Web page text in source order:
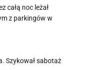
całą noc leżał
z parkingów w
Szykował sabotaż